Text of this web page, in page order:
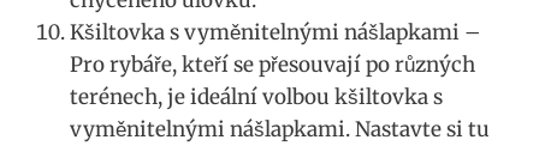
Kšiltovka s vyměnitelnými nášlapkami ⁤–
Pro‍ rybáře, kteří se přesouvají po různých
terénech, je ideální‍ volbou⁣ kšiltovka s
vyměnitelnými ⁤nášlapkami. Nastavte​ si tu